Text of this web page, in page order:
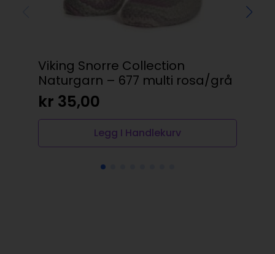
Viking Snorre Collection
Naturgarn – 677 multi rosa/grå
kr 35,00
Legg I Handlekurv